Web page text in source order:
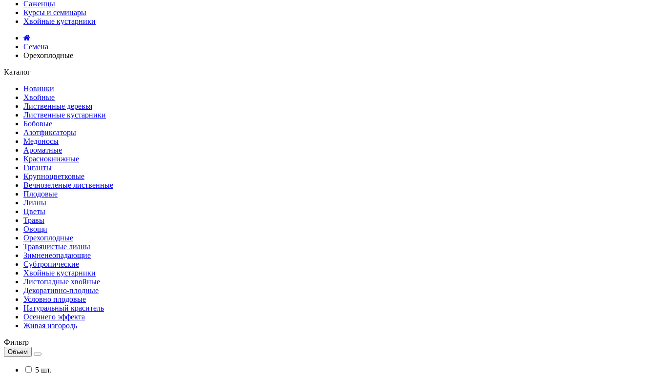
Саженцы
Курсы и семинары
Хвойные кустарники
Семена
Орехоплодные
Каталог
Новинки
Хвойные
Лиственные деревья
Лиственные кустарники
Бобовые
Азотфиксаторы
Медоносы
Ароматные
Краснокнижные
Гиганты
Крупноцветковые
Вечнозеленые лиственные
Плодовые
Лианы
Цветы
Травы
Овощи
Орехоплодные
Травянистые лианы
Зимненеопадающие
Субтропические
Хвойные кустарники
Листопадные хвойные
Декоративно-плодные
Условно плодовые
Натуральный краситель
Осеннего эффекта
Живая изгородь
Фильтр
Объем
5 шт.